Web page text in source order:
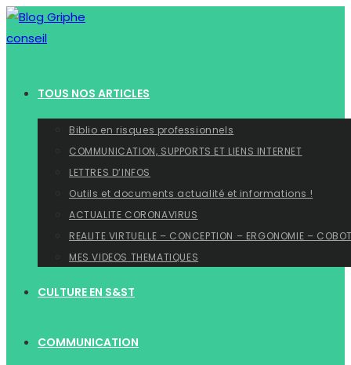
Skip
to
TOUS NOS ARTICLES
Biblio en risques professionnels
COMMUNICATION, SUPPORTS ET LIENS INTERNET
LETTRES D’INFOS
Outils et documents actualité et informations !
ACTUALITE CORONAVIRUS
REALITE VIRTUELLE – CONCEPTION – ERGONOMIE –
MES VIDEOS THEMATIQUES
CULTURE EN S&ST
COMMUNICATION